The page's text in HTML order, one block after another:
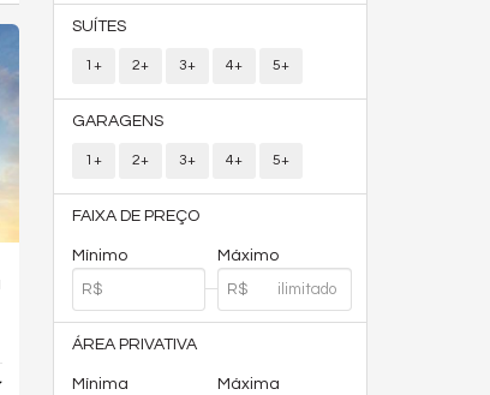
SUÍTES
1+ 2+ 3+ 4+ 5+
GARAGENS
1+ 2+ 3+ 4+ 5+
FAIXA DE PREÇO
Mínimo Máximo
ÁREA PRIVATIVA
Mínima Máxima